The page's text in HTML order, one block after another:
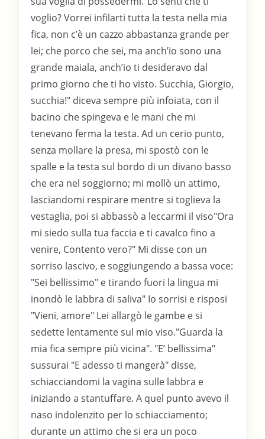
voglio? Vorrei infilarti tutta la testa nella mia
fica, non c’è un cazzo abbastanza grande per
lei; che porco che sei, ma anch’io sono una
grande maiala, anch’io ti desideravo dal
primo giorno che ti ho visto. Succhia, Giorgio,
succhia!" diceva sempre più infoiata, con il
bacino che spingeva e le mani che mi
tenevano ferma la testa. Ad un cerio punto,
senza mollare la presa, mi spostò con le
spalle e la testa sul bordo di un divano basso
che era nel soggiorno; mi mollò un attimo,
lasciandomi respirare mentre si toglieva la
vestaglia, poi si abbassò a leccarmi il viso"Ora
mi siedo sulla tua faccia e ti cavalco fino a
venire, Contento vero?" Mi disse con un
sorriso lascivo, e soggiungendo a bassa voce:
"Sei bellissimo" e tirando fuori la lingua mi
inondò le labbra di saliva" Io sorrisi e risposi
"Vieni, amore" Lei allargò le gambe e si
sedette lentamente sul mio viso."Guarda la
mia fica sempre più vicina". "E’ bellissima"
sussurai "E adesso ti mangerà" disse,
schiacciandomi la vagina sulle labbra e
iniziando a stantuffare. A quel punto avevo il
naso indolenzito per lo schiacciamento;
durante un attimo che si era un poco